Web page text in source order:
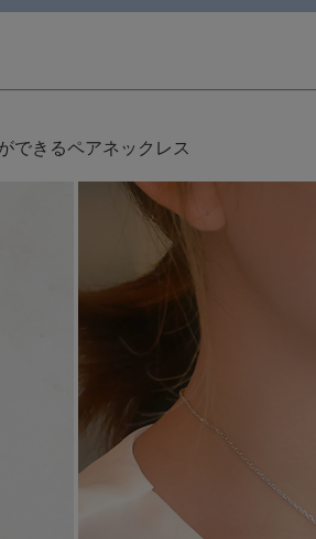
できるペアネックレス